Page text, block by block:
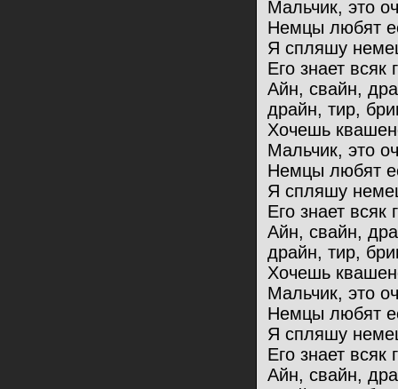
Мальчик, это
Немцы любят
Я спляшу
Его знает всяк
Айн, свайн,
драйн, тир,
Хочешь
Мальчик, это
Немцы любят
Я спляшу
Его знает всяк
Айн, свайн,
драйн, тир,
Хочешь
Мальчик, это
Немцы любят
Я спляшу
Его знает всяк
Айн, свайн,